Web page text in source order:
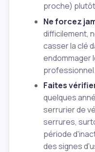
proche)
Ne forcez
difficilement,
casser la clé
endommager
professionnel.
Faites
quelques
serrurier de
serrures,
période
des signes